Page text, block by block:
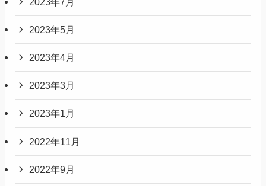
2023年5月
2023年4月
2023年3月
2023年1月
2022年11月
2022年9月